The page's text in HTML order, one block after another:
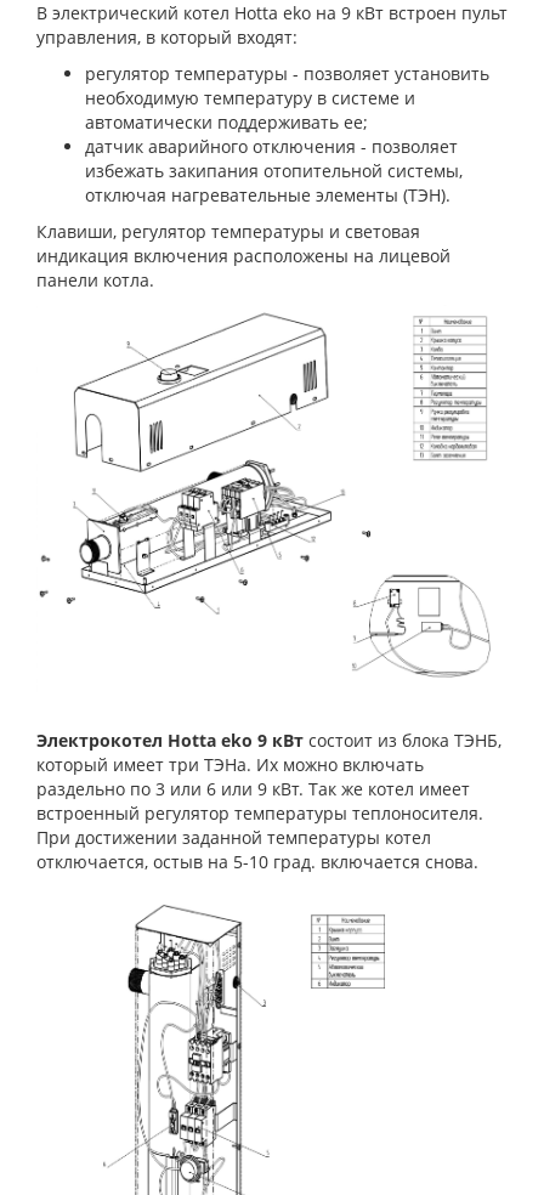
В электрический котел Hotta eko на 9 кВт встроен пульт
управления, в который входят:
регулятор температуры - позволяет установить
необходимую температуру в системе и
автоматически поддерживать ее;
датчик аварийного отключения - позволяет
избежать закипания отопительной системы,
отключая нагревательные элементы (ТЭН).
Клавиши, регулятор температуры и световая
индикация включения расположены на лицевой
панели котла.
Электрокотел Hotta eko 9 кВт состоит из блока ТЭНБ,
который имеет три ТЭНа. Их можно включать
раздельно по 3 или 6 или 9 кВт. Так же котел имеет
встроенный регулятор температуры теплоносителя.
При достижении заданной температуры котел
отключается, остыв на 5-10 град. включается снова.